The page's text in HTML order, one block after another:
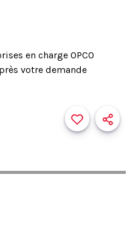
en charge OPCO
votre demande